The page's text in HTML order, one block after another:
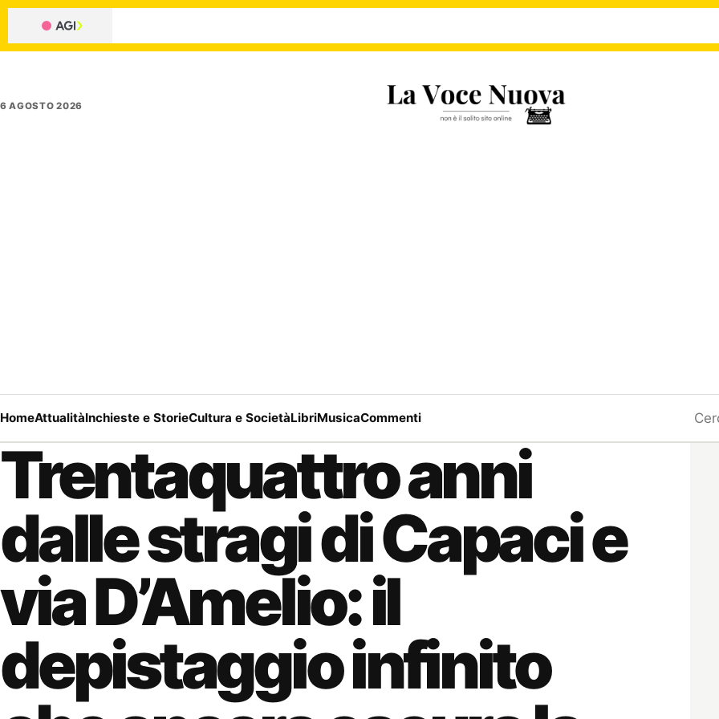
6 AGOSTO 2026
HomeAttualitàInchieste e StorieCultura e SocietàLibriMusicaCommenti
Trentaquattro anni
dalle stragi di Capaci e
via D’Amelio: il
depistaggio infinito